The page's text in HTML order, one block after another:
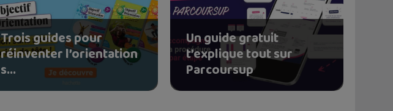
Trois guides pour
réinventer l’orientation
s...
Un guide gratuit
t’explique tout sur
Parcoursup